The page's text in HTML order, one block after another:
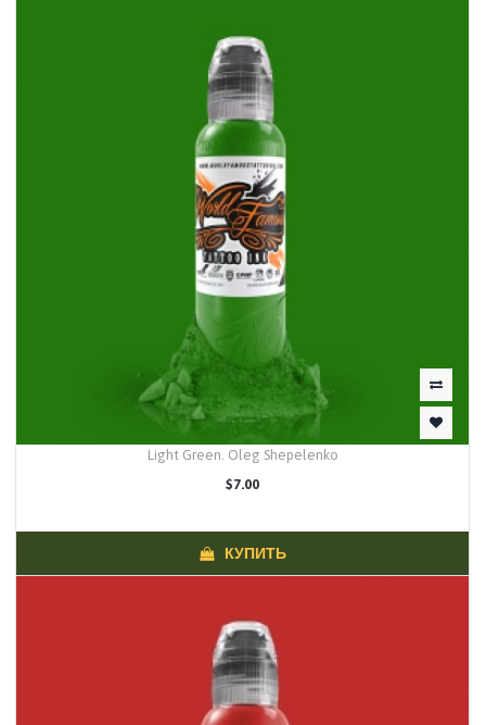
Light Green. Oleg Shepelenko
$7.00
КУПИТЬ